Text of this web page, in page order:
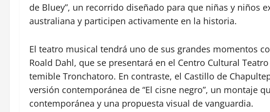
de Bluey”, un recorrido diseñado para que niñas y niños
australiana y participen activamente en la historia.
El teatro musical tendrá uno de sus grandes momentos
Roald Dahl, que se presentará en el Centro Cultural Teatro
temible Tronchatoro. En contraste, el Castillo de
versión contemporánea de “El cisne negro”, un montaje
contemporánea y una propuesta visual de vanguardia.